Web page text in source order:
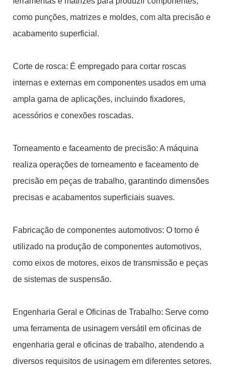
como punções, matrizes e moldes, com alta precisão e
acabamento superficial.
Corte de rosca: É empregado para cortar roscas
internas e externas em componentes usados ​​em uma
ampla gama de aplicações, incluindo fixadores,
acessórios e conexões roscadas.
Torneamento e faceamento de precisão: A máquina
realiza operações de torneamento e faceamento de
precisão em peças de trabalho, garantindo dimensões
precisas e acabamentos superficiais suaves.
Fabricação de componentes automotivos: O torno é
utilizado na produção de componentes automotivos,
como eixos de motores, eixos de transmissão e peças
de sistemas de suspensão.
Engenharia Geral e Oficinas de Trabalho: Serve como
uma ferramenta de usinagem versátil em oficinas de
engenharia geral e oficinas de trabalho, atendendo a
diversos requisitos de usinagem em diferentes setores.